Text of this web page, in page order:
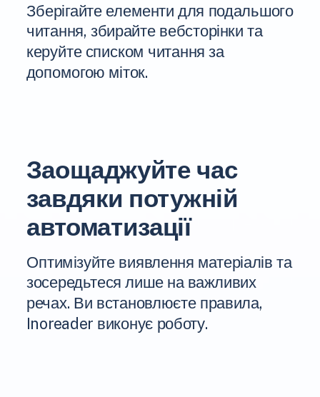
Зберігайте елементи для подальшого
читання, збирайте вебсторінки та
керуйте списком читання за
допомогою міток.
Заощаджуйте час
завдяки потужній
автоматизації
Оптимізуйте виявлення матеріалів та
зосередьтеся лише на важливих
речах. Ви встановлюєте правила,
Inoreader виконує роботу.